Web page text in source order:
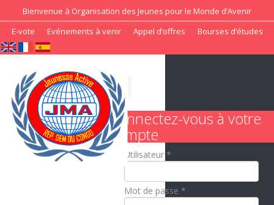
Bienvenue à Organisation des Jeunes pour le Monde d’Avenir
E-vote
Evénements à venir Appel d’offres Bourses d’études
Connectez-vous à votre
compte
Utilisateur *
Mot de passe *